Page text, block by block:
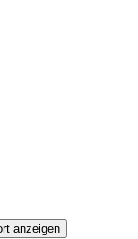
anzeigen